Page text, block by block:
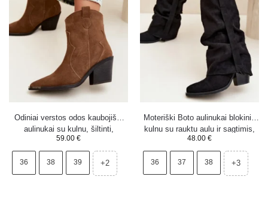
Odiniai verstos odos kaubojiški
aulinukai su kulnu, šiltinti,
kupranugario spalvos, Pelsa
59.00 €
36 38 39 +2
Moteriški Boto aulinukai blokiniu
kulnu su rauktu aulu ir sagtimis,
juodi Caster
48.00 €
36 37 38 +3